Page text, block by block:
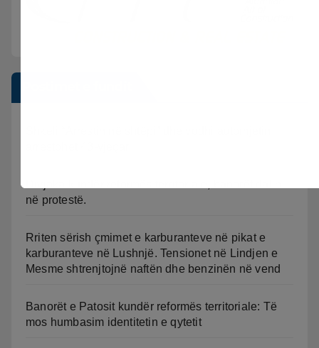
në protestë.
Rriten sërish çmimet e karburanteve në pikat e
karburanteve në Lushnjë. Tensionet në Lindjen e
Mesme shtrenjtojnë naftën dhe benzinën në vend
Banorët e Patosit kundër reformës territoriale: Të
mos humbasim identitetin e qytetit